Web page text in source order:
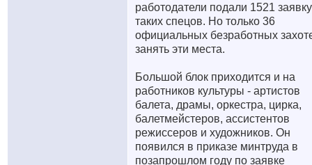
работодатели подали 1521
таких спецов. Но только 36
официальных безработных
занять эти места.
Большой блок приходится и на
работников культуры - артистов
балета, драмы, оркестра, цирка,
балетмейстеров, ассистентов
режиссеров и художников. Он
появился в приказе минтруда в
позапрошлом году по заявке